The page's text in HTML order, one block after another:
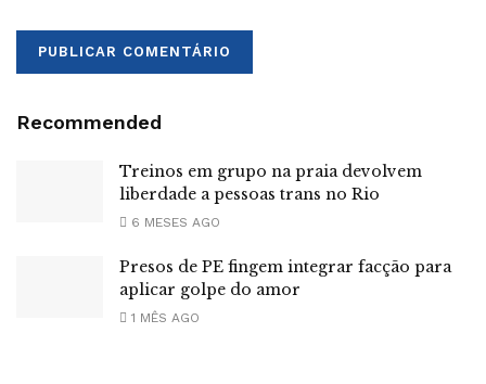
Recommended
Treinos em grupo na praia devolvem
liberdade a pessoas trans no Rio
6 MESES AGO
Presos de PE fingem integrar facção para
aplicar golpe do amor
1 MÊS AGO